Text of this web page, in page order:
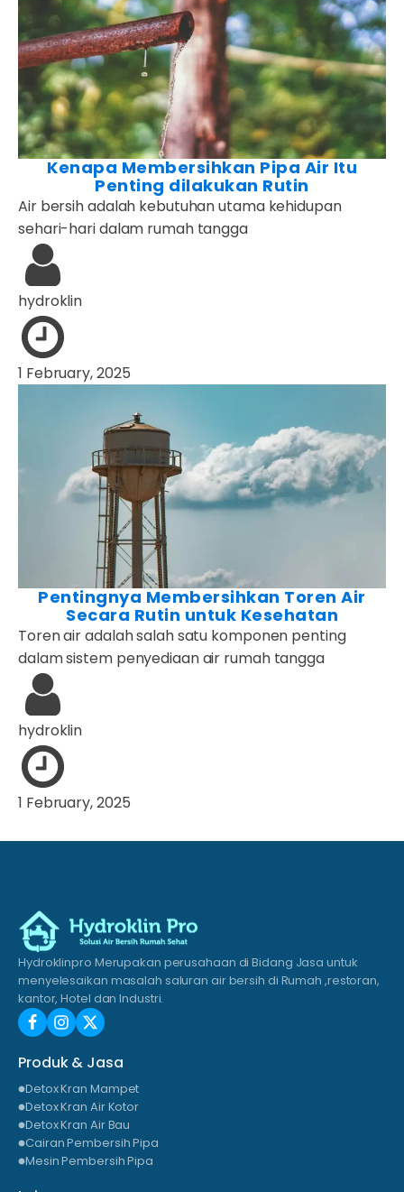
Kenapa Membersihkan Pipa Air Itu
Penting dilakukan Rutin
Air bersih adalah kebutuhan utama kehidupan
sehari-hari dalam rumah tangga
hydroklin
1 February, 2025
Pentingnya Membersihkan Toren Air
Secara Rutin untuk Kesehatan
Toren air adalah salah satu komponen penting
dalam sistem penyediaan air rumah tangga
hydroklin
1 February, 2025
Hydroklinpro Merupakan perusahaan di Bidang Jasa untuk
menyelesaikan masalah saluran air bersih di Rumah ,restoran,
kantor, Hotel dan Industri.
Produk & Jasa
Detox Kran Mampet
Detox Kran Air Kotor
Detox Kran Air Bau
Cairan Pembersih Pipa
Mesin Pembersih Pipa